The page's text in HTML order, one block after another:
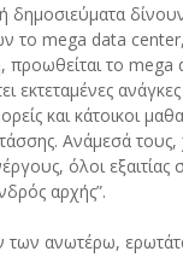
το mega data center,
προωθείται το
εκτεταμένες
και κάτοικοι
Ανάμεσά
όλοι εξαιτίας
αρχής”.
ανωτέρω,